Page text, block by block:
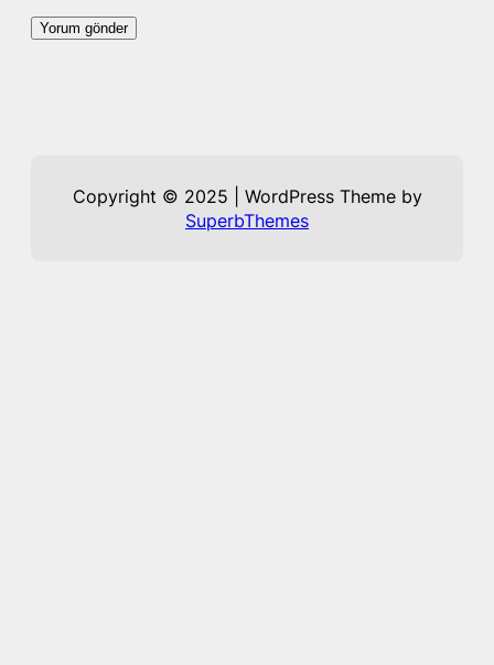
Copyright © 2025 | WordPress Theme by
SuperbThemes